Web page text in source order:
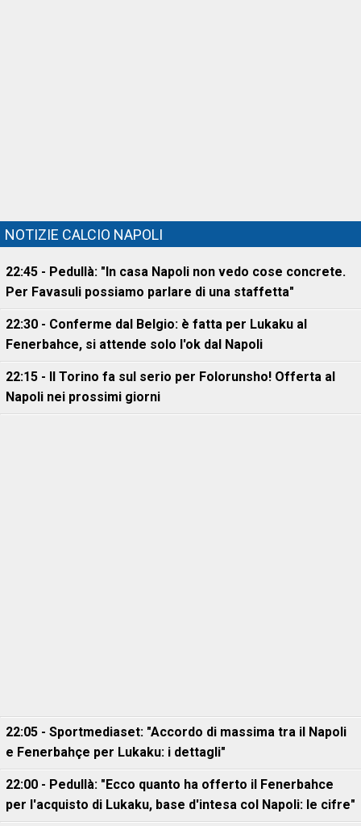
NOTIZIE CALCIO NAPOLI
22:45 - Pedullà: "In casa Napoli non vedo cose concrete.
Per Favasuli possiamo parlare di una staffetta"
22:30 - Conferme dal Belgio: è fatta per Lukaku al
Fenerbahce, si attende solo l'ok dal Napoli
22:15 - Il Torino fa sul serio per Folorunsho! Offerta al
Napoli nei prossimi giorni
22:05 - Sportmediaset: "Accordo di massima tra il Napoli
e Fenerbahçe per Lukaku: i dettagli"
22:00 - Pedullà: "Ecco quanto ha offerto il Fenerbahce
per l'acquisto di Lukaku, base d'intesa col Napoli: le cifre"